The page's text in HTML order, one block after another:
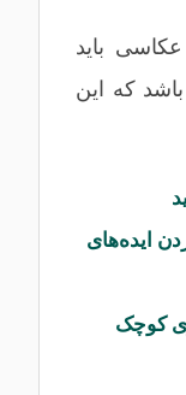
باید
که این
ایده‌های
کوچک